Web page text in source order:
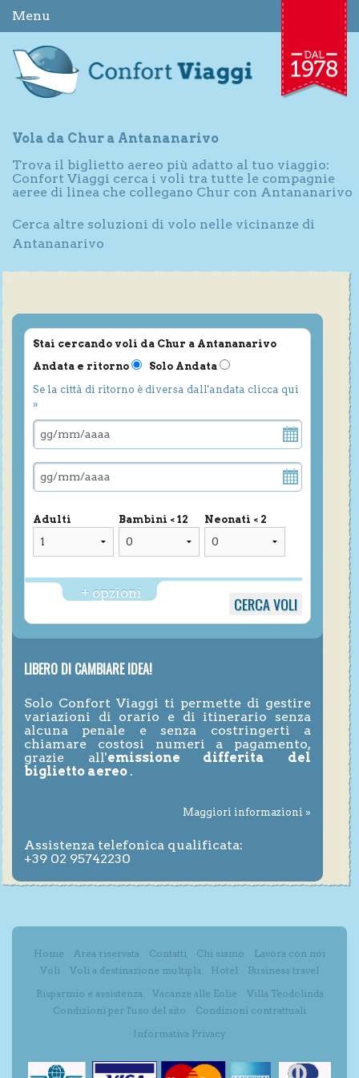
Menu
Vola da Chur a Antananarivo
Trova il biglietto aereo più adatto al tuo viaggio:
Confort Viaggi cerca i voli tra tutte le compagnie
aeree di linea che collegano Chur con Antananarivo
Cerca altre soluzioni di volo nelle vicinanze di
Antananarivo
Stai cercando voli da Chur a Antananarivo
Andata e ritorno
Solo Andata
Se la città di ritorno è diversa dall'andata clicca qui
»
Adulti Bambini < 12 Neonati < 2
+ opzioni
LIBERO DI CAMBIARE IDEA!
Solo Confort Viaggi ti permette di gestire
variazioni di orario e di itinerario senza
alcuna penale e senza costringerti a
chiamare costosi numeri a pagamento,
grazie all'emissione differita del
biglietto aereo .
Maggiori informazioni »
Assistenza telefonica qualificata:
+39 02 95742230
Home Area riservata Contatti Chi siamo
Lavora con noi
Voli
Voli a destinazione multipla Hotel
Business travel
Risparmio e assistenza
Vacanze alle Eolie
Villa Teodolinda
Condizioni per l'uso del sito
Condizioni contrattuali
Informativa Privacy